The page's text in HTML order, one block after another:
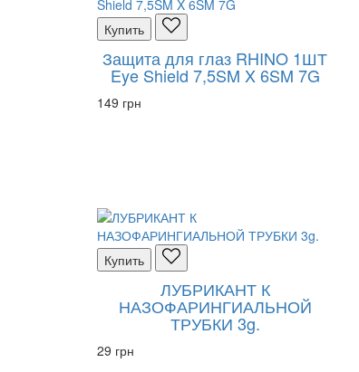
Купить
Защита для глаз RHINO 1ШТ
Eye Shield 7,5SM X 6SM 7G
149 грн
Купить
ЛУБРИКАНТ К
НАЗОФАРИНГИАЛЬНОЙ
ТРУБКИ 3g.
29 грн